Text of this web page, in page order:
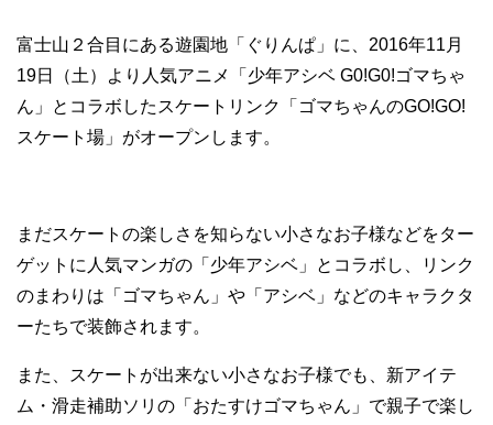
富士山２合目にある遊園地「ぐりんぱ」に、2016年11月
19日（土）より人気アニメ「少年アシベ G0!G0!ゴマちゃ
ん」とコラボしたスケートリンク「ゴマちゃんのGO!GO!
スケート場」がオープンします。
まだスケートの楽しさを知らない小さなお子様などをター
ゲットに人気マンガの「少年アシベ」とコラボし、リンク
のまわりは「ゴマちゃん」や「アシベ」などのキャラクタ
ーたちで装飾されます。
また、スケートが出来ない小さなお子様でも、新アイテ
ム・滑走補助ソリの「おたすけゴマちゃん」で親子で楽し